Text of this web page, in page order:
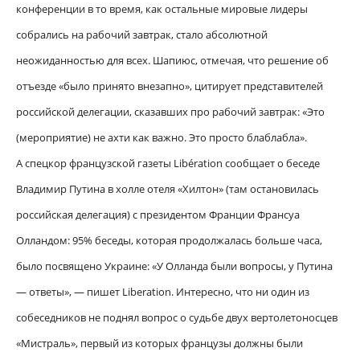
конференции в то время, как остальные мировые лидеры
собрались на рабочий завтрак, стало абсолютной
неожиданностью для всех. Шапиюс, отмечая, что решение об
отъезде «было принято внезапно», цитирует представителей
российской делегации, сказавших про рабочий завтрак: «Это
(мероприятие) не ахти как важно. Это просто блаблабла».
А спецкор французской газеты Libération сообщает о беседе
Владимир Путина в холле отеля «Хилтон» (там остановилась
российская делегация) с президентом Франции Франсуа
Олландом: 95% беседы, которая продолжалась больше часа,
было посвящено Украине: «У Олланда были вопросы, у Путина
— ответы», — пишет Liberation. Интересно, что ни один из
собеседников не поднял вопрос о судьбе двух вертолетоносцев
«Мистраль», первый из которых французы должны были